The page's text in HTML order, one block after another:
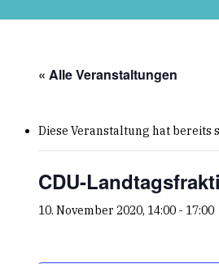
« Alle Veranstaltungen
Diese Veranstaltung hat bereits
CDU-
10. November 2020, 14:00- 17:00